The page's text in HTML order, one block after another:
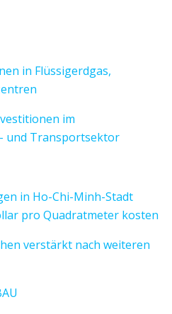
in Flüssigerdgas,
im
und Transportsektor
in Ho-Chi-Minh-Stadt
pro Quadratmeter kosten
verstärkt nach weiteren